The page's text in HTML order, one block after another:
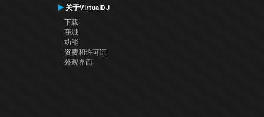
关于VirtualDJ
下载
商城
功能
资费和许可证
外观界面